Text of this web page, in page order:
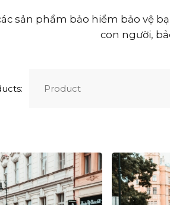
sản phẩm bảo hiểm bảo vệ
con người,